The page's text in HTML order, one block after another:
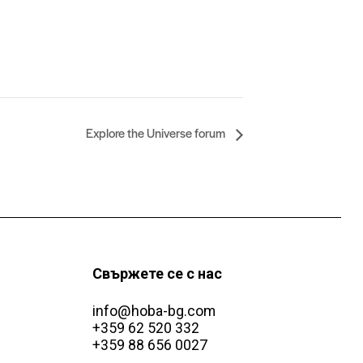
Explore the Universe forum
Свържете се с нас
info@hoba-bg.com
+359 62 520 332
+359 88 656 0027